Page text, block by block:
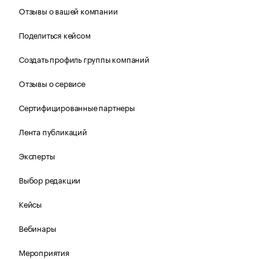
Отзывы о вашей компании
Поделиться кейсом
Создать профиль группы компаний
Отзывы о сервисе
Сертифицированные партнеры
Лента публикаций
Эксперты
Выбор редакции
Кейсы
Вебинары
Мероприятия